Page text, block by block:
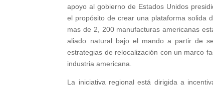
apoyo al gobierno de Estados Unidos
el propósito de crear una plataforma solida
mas de 2, 200 manufacturas americanas
aliado natural bajo el mando a partir de
estrategias de relocalización con un marco
industria americana.
La iniciativa regional está dirigida a